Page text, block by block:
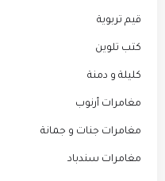
قيم تربوية
كتب تلوين
كليلة و دمنة
مغامرات أرنوب
مغامرات جنات و جمانة
مغامرات سندباد